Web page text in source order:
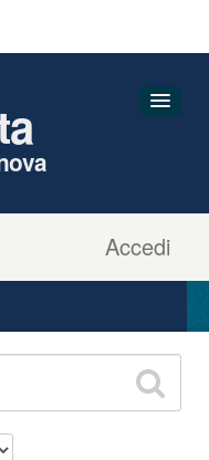
Accedi